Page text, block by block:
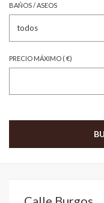
BAÑOS / ASEOS
PRECIO MÁXIMO ( €)